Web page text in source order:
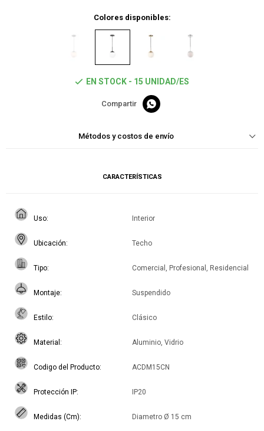
Colores disponibles:
EN STOCK - 15 UNIDAD/ES

Métodos y costos de envío
CARACTERÍSTICAS
Uso Interior
Ubicación Techo
Tipo Comercial, Profesional, Residencial
Montaje Suspendido
Estilo Clásico
Material Aluminio, Vidrio
Codigo del Producto ACDM15CN
Protección IP IP20
Medidas (Cm) Diametro Ø 15 cm